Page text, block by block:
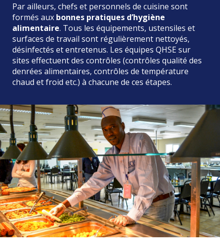
Par ailleurs, chefs et personnels de cuisine sont
formés aux bonnes pratiques d’hygiène
alimentaire. Tous les équipements, ustensiles et
surfaces de travail sont régulièrement nettoyés,
désinfectés et entretenus. Les équipes QHSE sur
sites effectuent des contrôles (contrôles qualité des
denrées alimentaires, contrôles de température
chaud et froid etc.) à chacune de ces étapes.